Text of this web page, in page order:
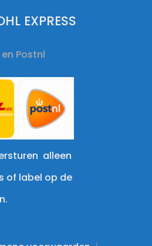
EXPRESS
Postnl
alleen
of label op de